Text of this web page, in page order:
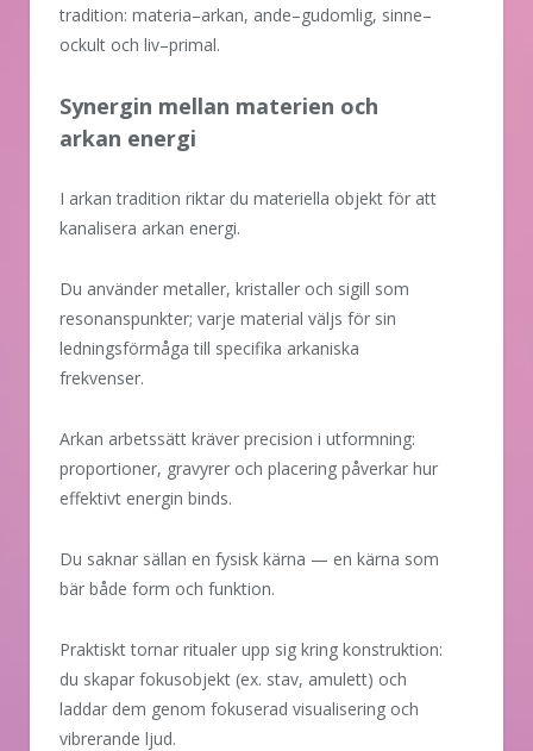
tradition: materia–arkan, ande–gudomlig, sinne–
ockult och liv–primal.
Synergin mellan materien och
arkan energi
I arkan tradition riktar du materiella objekt för att
kanalisera arkan energi.
Du använder metaller, kristaller och sigill som
resonanspunkter; varje material väljs för sin
ledningsförmåga till specifika arkaniska
frekvenser.
Arkan arbetssätt kräver precision i utformning:
proportioner, gravyrer och placering påverkar hur
effektivt energin binds.
Du saknar sällan en fysisk kärna — en kärna som
bär både form och funktion.
Praktiskt tornar ritualer upp sig kring konstruktion:
du skapar fokusobjekt (ex. stav, amulett) och
laddar dem genom fokuserad visualisering och
vibrerande ljud.